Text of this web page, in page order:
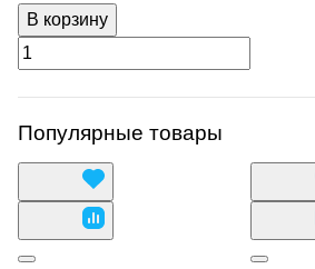
В корзину
Популярные товары